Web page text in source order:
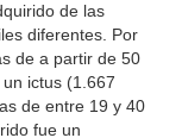
de las
diferentes. Por
de a partir de 50
ictus (1.667
de entre 19 y 40
fue un